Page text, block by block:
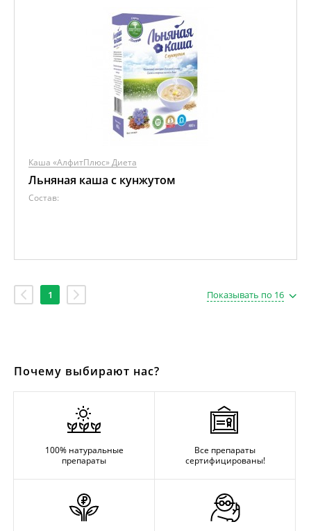
Каша «АлфитПлюс» Диета
Льняная каша с кунжутом
Состав:
1 Показывать по 16
Почему выбирают нас?
100% натуральные
препараты
Все препараты
сертифицированы!